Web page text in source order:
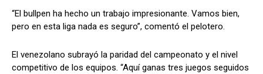
“El bullpen ha hecho un trabajo impresionante. Vamos bien,
pero en esta liga nada es seguro”, comentó el pelotero.
El venezolano subrayó la paridad del campeonato y el nivel
competitivo de los equipos. “Aquí ganas tres juegos seguidos